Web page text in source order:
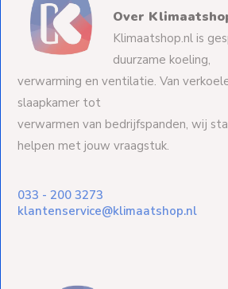
Over
Klimaatshop.nl is
duurzame koeling,
verwarming en ventilatie. Van
slaapkamer tot
verwarmen van bedrijfspanden, wij
helpen met jouw vraagstuk.
033 - 200 3273
klantenservice@klimaatshop.nl